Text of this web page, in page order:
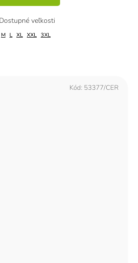
M L XL XXL 3XL
Kód: 53377/CER